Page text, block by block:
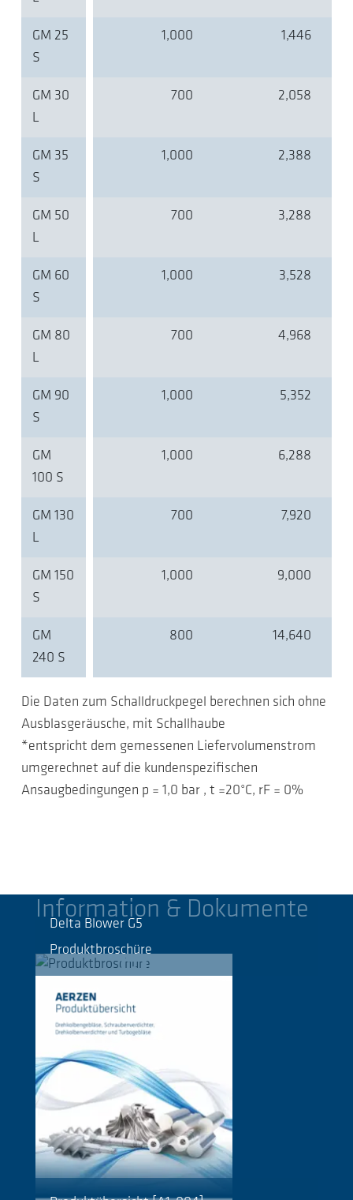
GM 25
S
1,000 1,446
GM 30
L
700 2,058
GM 35
S
1,000 2,388
GM 50
L
700 3,288
GM 60
S
1,000 3,528
GM 80
L
700 4,968
GM 90
S
1,000 5,352
GM
100 S
1,000 6,288
GM 130
L
700 7,920
GM 150
S
1,000 9,000
GM
240 S
800 14,640
Die Daten zum Schalldruckpegel berechnen sich ohne
Ausblasgeräusche, mit Schallhaube
*entspricht dem gemessenen Liefervolumenstrom
umgerechnet auf die kundenspezifischen
Ansaugbedingungen p = 1,0 bar , t =20°C, rF = 0%
Information & Dokumente
Delta Blower G5
Produktbroschüre